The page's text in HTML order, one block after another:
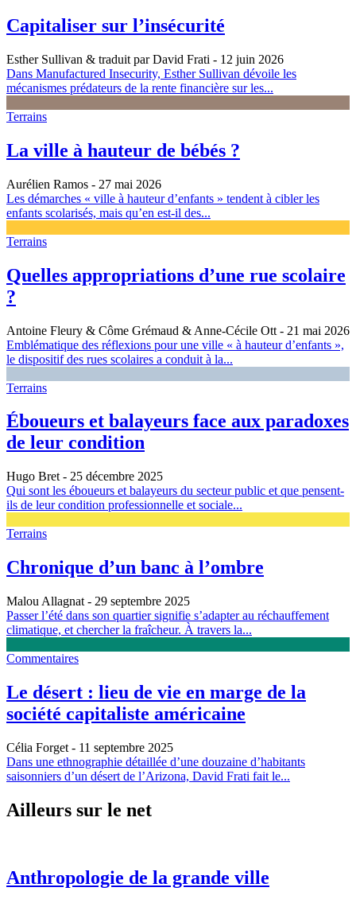
Capitaliser sur l’insécurité
Esther Sullivan & traduit par David Frati - 12 juin 2026
Dans Manufactured Insecurity, Esther Sullivan dévoile les
mécanismes prédateurs de la rente financière sur les...
Terrains
La ville à hauteur de bébés ?
Aurélien Ramos - 27 mai 2026
Les démarches « ville à hauteur d’enfants » tendent à cibler les
enfants scolarisés, mais qu’en est-il des...
Terrains
Quelles appropriations d’une rue scolaire
?
Antoine Fleury & Côme Grémaud & Anne-Cécile Ott - 21 mai 2026
Emblématique des réflexions pour une ville « à hauteur d’enfants »,
le dispositif des rues scolaires a conduit à la...
Terrains
Éboueurs et balayeurs face aux paradoxes
de leur condition
Hugo Bret - 25 décembre 2025
Qui sont les éboueurs et balayeurs du secteur public et que pensent-
ils de leur condition professionnelle et sociale...
Terrains
Chronique d’un banc à l’ombre
Malou Allagnat - 29 septembre 2025
Passer l’été dans son quartier signifie s’adapter au réchauffement
climatique, et chercher la fraîcheur. À travers la...
Commentaires
Le désert : lieu de vie en marge de la
société capitaliste américaine
Célia Forget - 11 septembre 2025
Dans une ethnographie détaillée d’une douzaine d’habitants
saisonniers d’un désert de l’Arizona, David Frati fait le...
Ailleurs sur le net
Anthropologie de la grande ville